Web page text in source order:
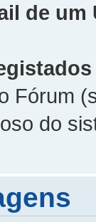
de um
Fórum
do